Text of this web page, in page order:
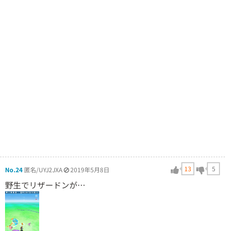
No.24 匿名/UYJ2JXA 2019年5月8日 13 5
野生でリザードンが…